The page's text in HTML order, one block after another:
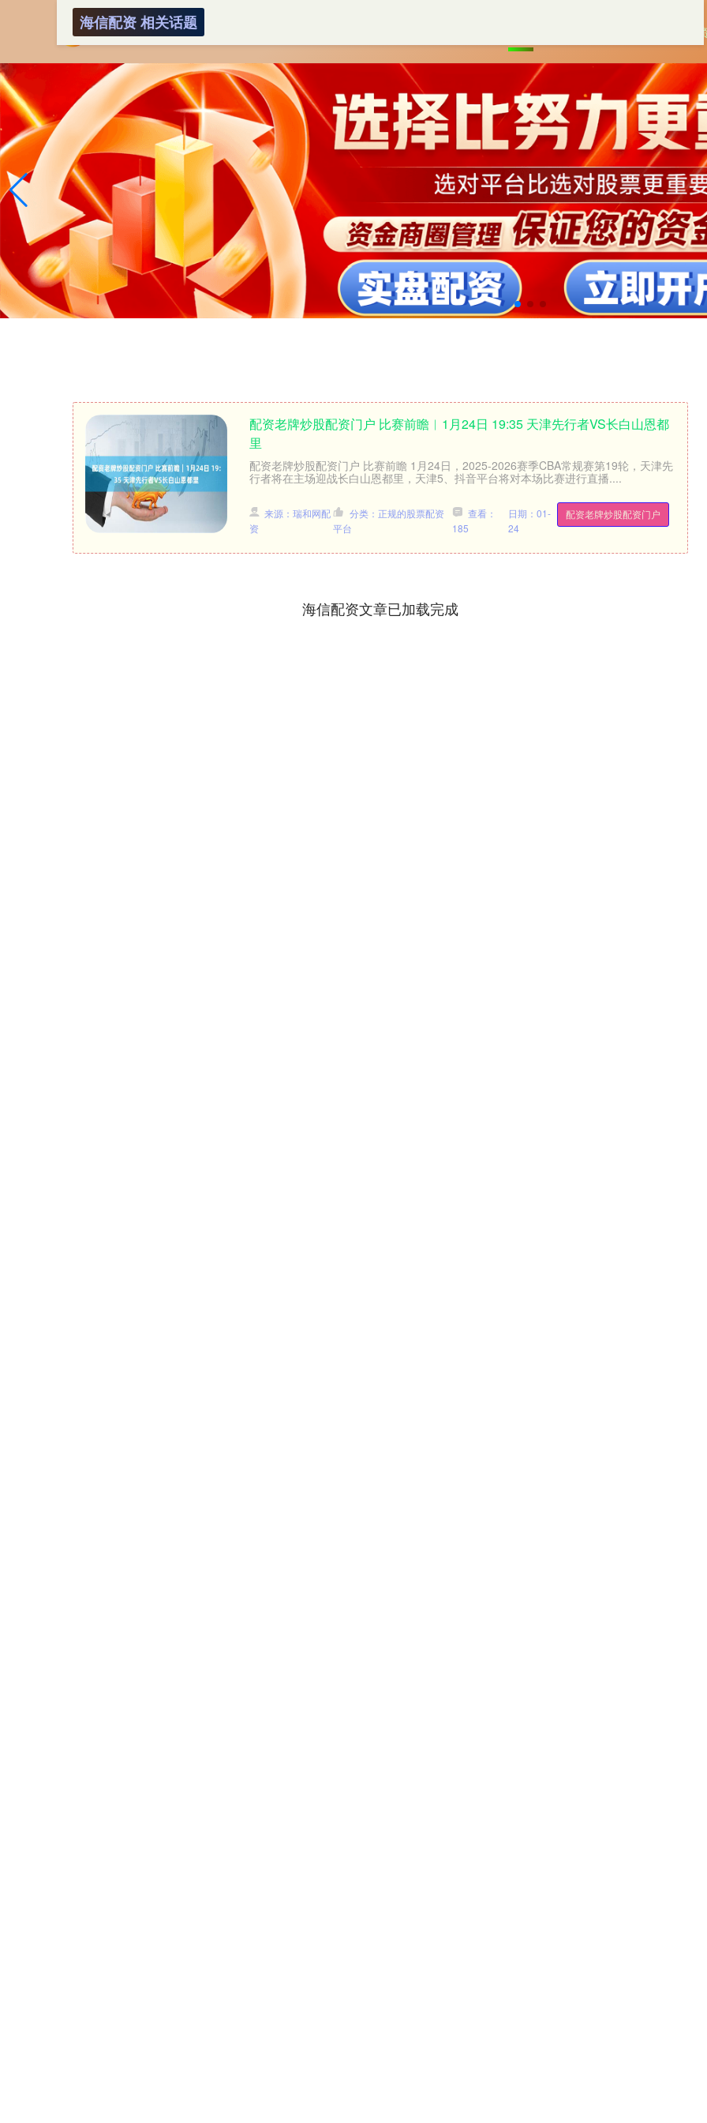
正规的股票配
海信配资 相关话题
配资老牌炒股配资门户 比赛前瞻︱1月24日 19:35 天津先行者VS长白山恩都
里
配资老牌炒股配资门户 比赛前瞻 1月24日，2025-2026赛季CBA常规赛第19轮，天津先
行者将在主场迎战长白山恩都里，天津5、抖音平台将对本场比赛进行直播....
配资老牌炒股配资门户
来源：瑞和网配
资
分类：正规的股票配资
平台
查看：
185
日期：01-
24
海信配资文章已加载完成